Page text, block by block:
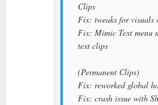
Clips
Fix: tweaks for visuals
Fix: Mimic Text menu
text clips
(Permanent Clips)
Fix: reworked global
Fix: crash issue with